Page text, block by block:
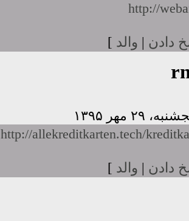
http://
دادن | والد ]
http://allekreditkarten.tech/
دادن | والد ]